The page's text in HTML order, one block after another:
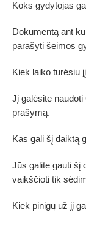
Koks gydytojas
Dokumentą ant
parašyti šeimos
Kiek laiko turėsiu
Jį galėsite
prašymą.
Kas gali šį daiktą
Jūs galite gauti šį
vaikščioti tik
Kiek pinigų už jį